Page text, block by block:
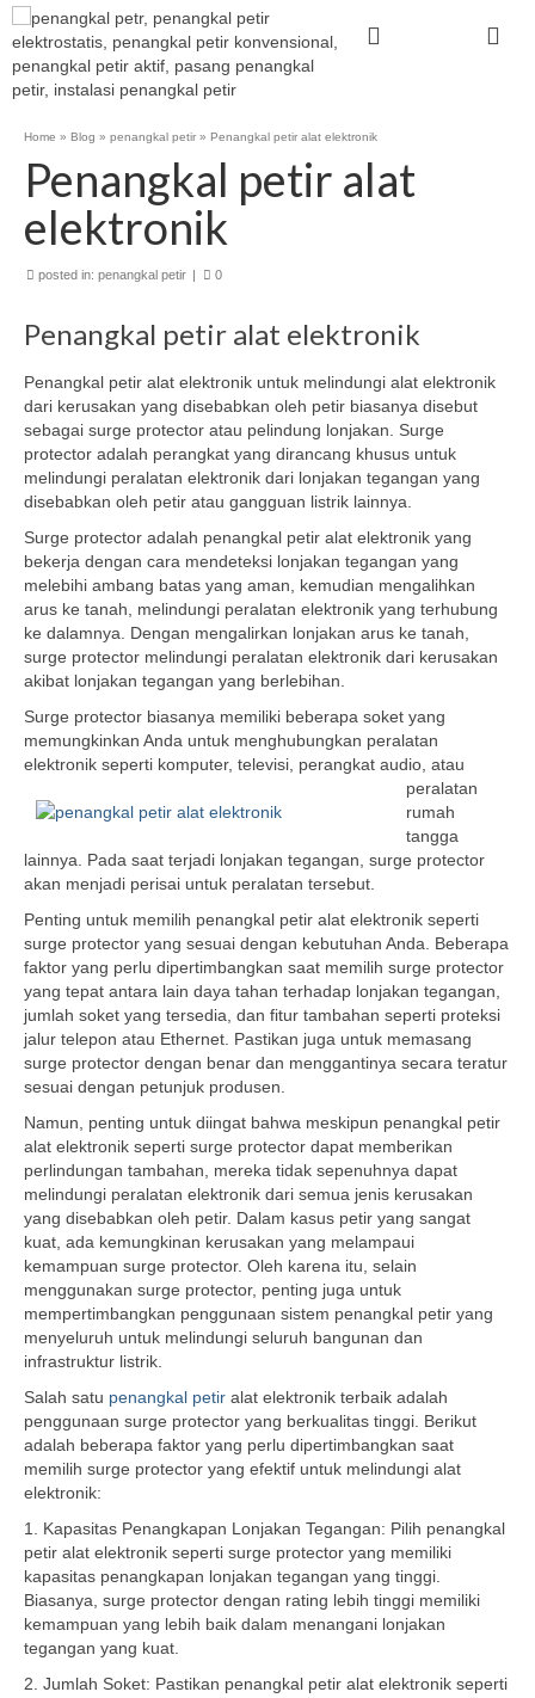
Home » Blog » penangkal petir » Penangkal petir alat elektronik
Penangkal petir alat
elektronik
posted in: penangkal petir | 0
Penangkal petir alat elektronik
Penangkal petir alat elektronik untuk melindungi alat elektronik
dari kerusakan yang disebabkan oleh petir biasanya disebut
sebagai surge protector atau pelindung lonjakan. Surge
protector adalah perangkat yang dirancang khusus untuk
melindungi peralatan elektronik dari lonjakan tegangan yang
disebabkan oleh petir atau gangguan listrik lainnya.
Surge protector adalah penangkal petir alat elektronik yang
bekerja dengan cara mendeteksi lonjakan tegangan yang
melebihi ambang batas yang aman, kemudian mengalihkan
arus ke tanah, melindungi peralatan elektronik yang terhubung
ke dalamnya. Dengan mengalirkan lonjakan arus ke tanah,
surge protector melindungi peralatan elektronik dari kerusakan
akibat lonjakan tegangan yang berlebihan.
Surge protector biasanya memiliki beberapa soket yang
memungkinkan Anda untuk menghubungkan peralatan
elektronik seperti komputer, televisi, perangkat audio, atau
peralatan
rumah
tangga
lainnya. Pada saat terjadi lonjakan tegangan, surge protector
akan menjadi perisai untuk peralatan tersebut.
Penting untuk memilih penangkal petir alat elektronik seperti
surge protector yang sesuai dengan kebutuhan Anda. Beberapa
faktor yang perlu dipertimbangkan saat memilih surge protector
yang tepat antara lain daya tahan terhadap lonjakan tegangan,
jumlah soket yang tersedia, dan fitur tambahan seperti proteksi
jalur telepon atau Ethernet. Pastikan juga untuk memasang
surge protector dengan benar dan menggantinya secara teratur
sesuai dengan petunjuk produsen.
Namun, penting untuk diingat bahwa meskipun penangkal petir
alat elektronik seperti surge protector dapat memberikan
perlindungan tambahan, mereka tidak sepenuhnya dapat
melindungi peralatan elektronik dari semua jenis kerusakan
yang disebabkan oleh petir. Dalam kasus petir yang sangat
kuat, ada kemungkinan kerusakan yang melampaui
kemampuan surge protector. Oleh karena itu, selain
menggunakan surge protector, penting juga untuk
mempertimbangkan penggunaan sistem penangkal petir yang
menyeluruh untuk melindungi seluruh bangunan dan
infrastruktur listrik.
Salah satu penangkal petir alat elektronik terbaik adalah
penggunaan surge protector yang berkualitas tinggi. Berikut
adalah beberapa faktor yang perlu dipertimbangkan saat
memilih surge protector yang efektif untuk melindungi alat
elektronik:
1. Kapasitas Penangkapan Lonjakan Tegangan: Pilih penangkal
petir alat elektronik seperti surge protector yang memiliki
kapasitas penangkapan lonjakan tegangan yang tinggi.
Biasanya, surge protector dengan rating lebih tinggi memiliki
kemampuan yang lebih baik dalam menangani lonjakan
tegangan yang kuat.
2. Jumlah Soket: Pastikan penangkal petir alat elektronik seperti